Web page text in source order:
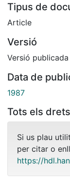
Tipus de
Article
Versió
Versió publicada
Data de
1987
Tots els
Si us plau
per citar o
https://